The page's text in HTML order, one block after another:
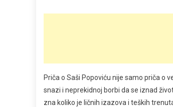
Priča o Saši Popoviću nije samo priča o
snazi i neprekidnoj borbi da se iznad
zna koliko je ličnih izazova i teških